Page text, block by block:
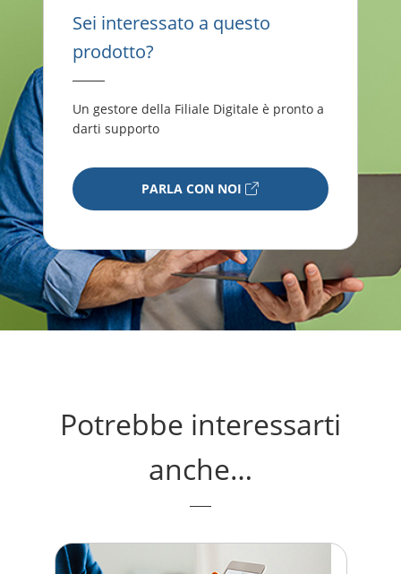
Sei interessato a questo
prodotto?
Un gestore della Filiale Digitale è pronto a
darti supporto
PARLA CON NOI
Potrebbe interessarti
anche…